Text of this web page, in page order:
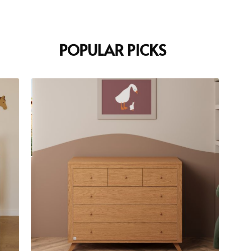
POPULAR PICKS